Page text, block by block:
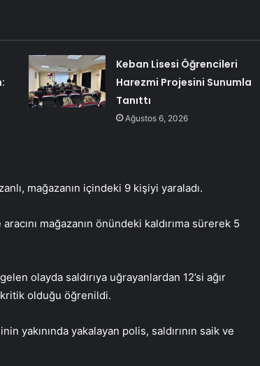
Keban Lisesi Öğrencileri
Harezmi Projesini Sunumla
Tanıttı
Ağustos 6, 2026
mağazanın içindeki 9 kişiyi yaraladı.
mağazanın önündeki kaldırıma sürerek 5
olayda saldırıya uğrayanlardan 12’si ağır
kritik olduğu öğrenildi.
yakınında yakalayan polis, saldırının saik ve